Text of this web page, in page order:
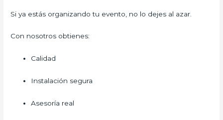
Si ya estás organizando tu evento, no lo dejes al azar.
Con nosotros obtienes:
Calidad
Instalación segura
Asesoría real